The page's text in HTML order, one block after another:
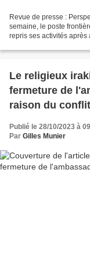
Revue de presse :
semaine, le poste
repris ses activités après
Le religieux
fermeture de
raison du
Publié le 28/10/2023 à
Par Gilles Munier